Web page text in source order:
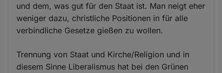
und dem, was gut für den Staat ist. Man neigt eher
weniger dazu, christliche Positionen in für alle
verbindliche Gesetze gießen zu wollen.
Trennung von Staat und Kirche/Religion und in
diesem Sinne Liberalismus hat bei den Grünen